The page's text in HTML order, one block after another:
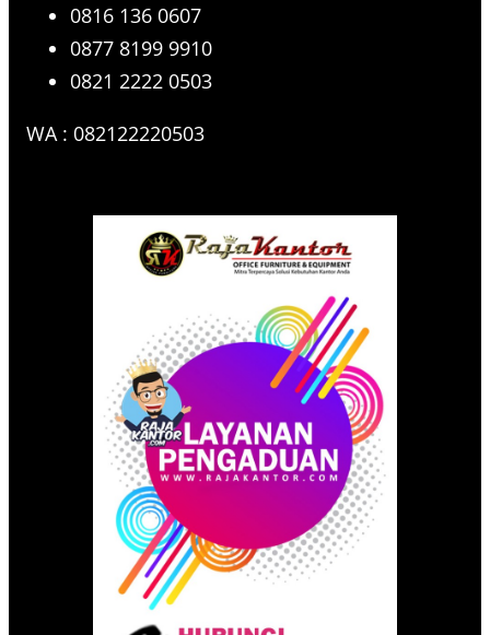
0816 136 0607
0877 8199 9910
0821 2222 0503
WA : 082122220503